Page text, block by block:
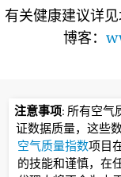
有关健康建议详
博客：
注意事项: 所有空气
证数据质量，这些
空气质量指数项目
的技能和谨慎，在